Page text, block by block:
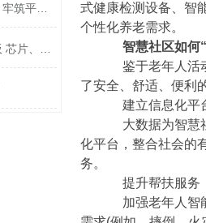
式健康检测设备、智
个性化养老需求。
智慧社区如何
鉴于老年人活动
了安全、舒适、便利
建立信息化平
大数据为智慧社
化平台，整合社会的
务。
提升帮扶服务
加强老年人智能